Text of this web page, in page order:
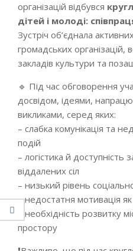
організацій відбувся
дітей і молоді:
Зустріч об’єднала
громадських організацій,
закладів культури та
🔹 Під час обговорення
досвідом, ідеями,
викликами, серед яких:
– слабка комунікація та
подій
– логістика й доступність
віддалених сіл
– низький рівень
– недостатня мотивація
– необхідність розвитку
простору